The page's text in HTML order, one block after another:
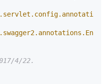
.servlet .config.annotation
.swagger2.annotations